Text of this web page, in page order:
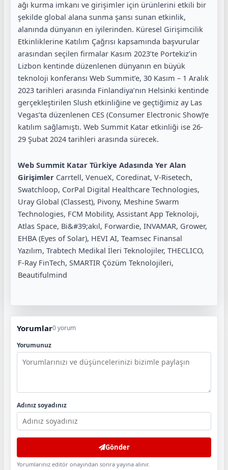
ağı kurma imkanı ve girişimler için ürünlerini etkili bir
şekilde global alana sunma şansı sunan etkinlik,
alanında dünyanın en iyilerinden. Küresel Girişimcilik
Etkinliklerine Katılım Çağrısı kapsamında başvurular
arasından seçilen firmalar Kasım 2023’te Portekiz’in
Lizbon kentinde düzenlenen dünyanın en büyük
teknoloji konferansı Web Summit’e, 30 Kasım – 1 Aralık
2023 tarihleri arasında Finlandiya’nın Helsinki kentinde
gerçekleştirilen Slush etkinliğine ve geçtiğimiz ay Las
Vegas’ta düzenlenen CES (Consumer Electronic Show)’e
katılım sağlamıştı. Web Summit Katar etkinliği ise 26-
29 Şubat 2024 tarihleri arasında sürecek.
Web Summit Katar Türkiye Adasında Yer Alan
Girişimler Carrtell, VenueX, Coredinat, V-Risetech,
Swatchloop, CorPal Digital Healthcare Technologies,
Uray Global (Classest), Pivony, Meshine Swarm
Technologies, FCM Mobility, Assistant App Teknoloji,
Atlas Space, Bi&#39;akıl, Forwardie, INVAMAR, Grower,
EHBA (Eyes of Solar), HEVI AI, Teamsec Finansal
Yazılım, Trabtech Medikal İleri Teknolojiler, THECLICO,
F-Ray FinTech, SMARTIR Çözüm Teknolojileri,
Beautifulmind
Yorumlar0 yorum
Yorumunuz
Adınız soyadınız
Gönder
Yorumlarınız editör onayından sonra yayına alınır.